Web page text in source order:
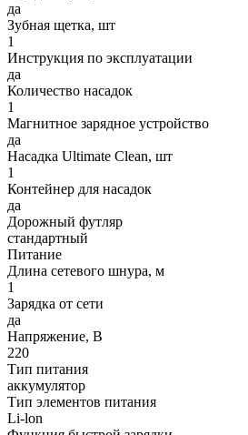
да
Зубная щетка, шт
1
Инструкция по эксплуатации
да
Количество насадок
1
Магнитное зарядное устройство
да
Насадка Ultimate Clean, шт
1
Контейнер для насадок
да
Дорожный футляр
стандартный
Питание
Длина сетевого шнура, м
1
Зарядка от сети
да
Напряжение, В
220
Тип питания
аккумулятор
Тип элементов питания
Li-lon